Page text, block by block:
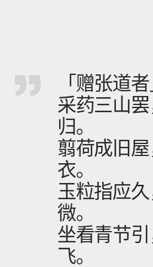
「赠张道者
采药三山
归。
翦荷成旧
衣。
玉粒指应
微。
坐看青节
飞。